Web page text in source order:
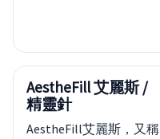
AestheFill 艾麗斯 /
精靈針
AestheFill艾麗斯，又稱